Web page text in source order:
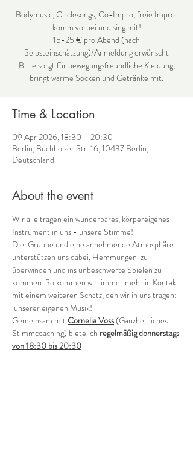
Bodymusic, Circlesongs, Co-Impro, freie Impro:
komm vorbei und sing mit!
15-25 € pro Abend (nach
Selbsteinschätzung)/Anmeldung erwünscht
Bitte sorgt für bewegungsfreundliche Kleidung,
bringt warme Socken und Getränke mit.
Time & Location
09 Apr 2026, 18:30 – 20:30
Berlin, Buchholzer Str. 16, 10437 Berlin,
Deutschland
About the event
Wir alle tragen ein wunderbares, körpereigenes
Instrument in uns - unsere Stimme!
Die  Gruppe und eine annehmende Atmosphäre
unterstützen uns dabei, Hemmungen  zu
überwinden und ins unbeschwerte Spielen zu
kommen. So kommen wir  immer mehr in Kontakt
mit einem weiteren Schatz, den wir in uns tragen:
unserer eigenen Musik!
Gemeinsam mit Cornelia Voss (Ganzheitliches
Stimmcoaching) biete ich regelmäßig donnerstags
von 18:30 bis 20:30